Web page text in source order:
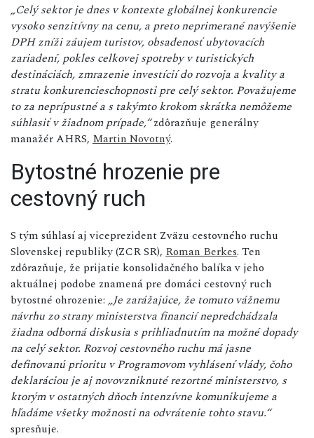
„Celý sektor je dnes v kontexte globálnej konkurencie
vysoko senzitívny na cenu, a preto neprimerané navýšenie
DPH zníži záujem turistov, obsadenosť ubytovacích
zariadení, pokles celkovej spotreby v turistických
destináciách, zmrazenie investícií do rozvoja a kvality a
stratu konkurencieschopnosti pre celý sektor. Považujeme
to za neprípustné a s takýmto krokom skrátka nemôžeme
súhlasiť v žiadnom prípade,“zdôrazňuje generálny
manažér AHRS, Martin Novotný.
Bytostné hrozenie pre
cestovný ruch
S tým súhlasí aj viceprezident Zväzu cestovného ruchu
Slovenskej republiky (ZCR SR), Roman Berkes. Ten
zdôrazňuje, že prijatie konsolidačného balíka v jeho
aktuálnej podobe znamená pre domáci cestovný ruch
bytostné ohrozenie: „Je zarážajúce, že tomuto vážnemu
návrhu zo strany ministerstva financií nepredchádzala
žiadna odborná diskusia s prihliadnutím na možné dopady
na celý sektor. Rozvoj cestovného ruchu má jasne
definovanú prioritu v Programovom vyhlásení vlády, čoho
deklaráciou je aj novovzniknuté rezortné ministerstvo, s
ktorým v ostatných dňoch intenzívne komunikujeme a
hľadáme všetky možnosti na odvrátenie tohto stavu.“
spresňuje.